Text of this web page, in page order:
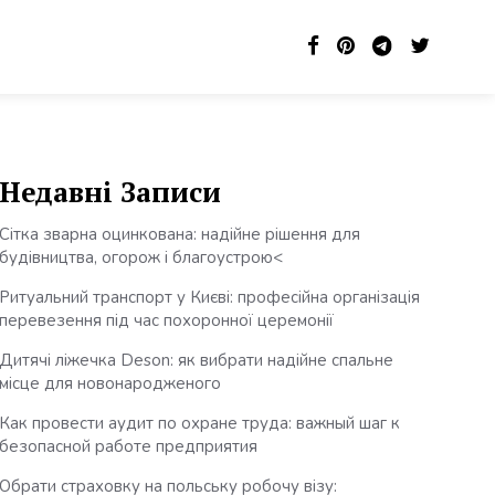
Недавні Записи
Сітка зварна оцинкована: надійне рішення для
будівництва, огорож і благоустрою<
Ритуальний транспорт у Києві: професійна організація
перевезення під час похоронної церемонії
Дитячі ліжечка Deson: як вибрати надійне спальне
місце для новонародженого
Как провести аудит по охране труда: важный шаг к
безопасной работе предприятия
Обрати страховку на польську робочу візу: